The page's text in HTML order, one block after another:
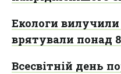
Екологи вилучили
врятували понад
Всесвітній день